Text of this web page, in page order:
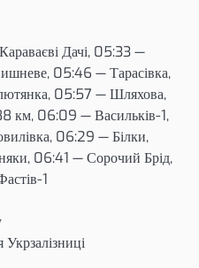
Дачі, 05:33 —
05:46 — Тарасівка,
05:57 — Шляхова,
км, 06:09 — Васильків-1,
06:29 — Білки,
06:41 — Сорочий Брід,
1
Укрзалізниці